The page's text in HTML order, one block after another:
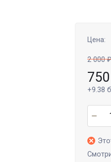
Цена:
2 000
750
+9.38